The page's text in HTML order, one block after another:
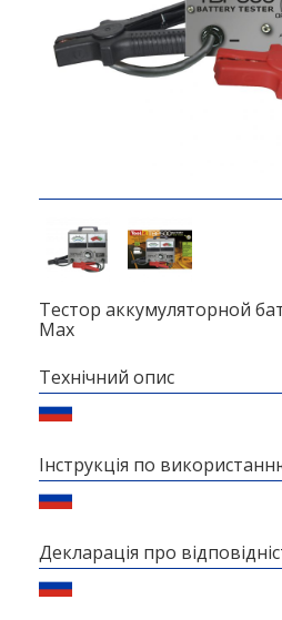
Тестор аккумуляторной
Max
Технічний опис
Інструкція по
Декларація про